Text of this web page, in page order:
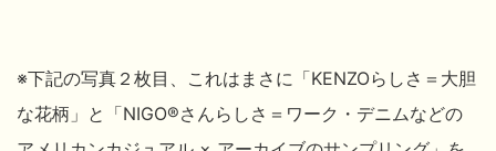
※下記の写真２枚目、これはまさに「KENZOらしさ＝大胆
な花柄」と「NIGO®さんらしさ＝ワーク・デニムなどの